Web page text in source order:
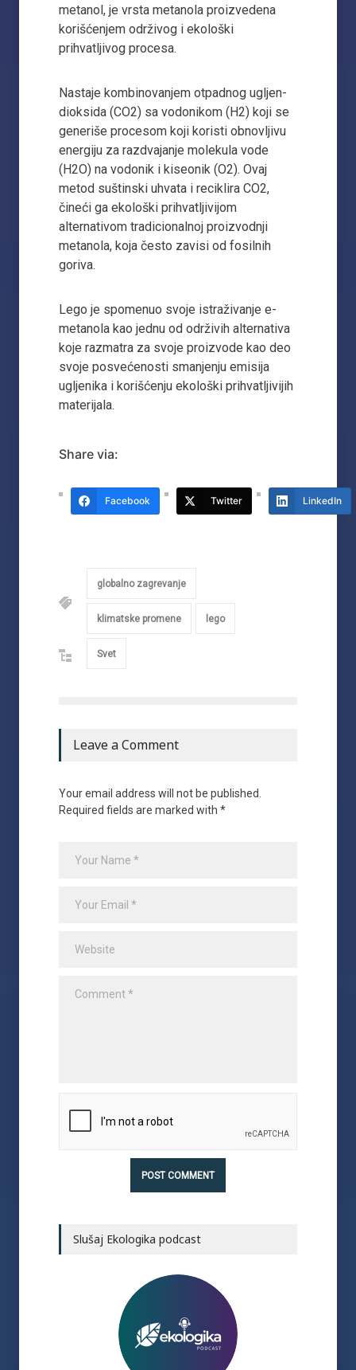
metanol, je vrsta metanola proizvedena
korišćenjem održivog i ekološki
prihvatljivog procesa.
Nastaje kombinovanjem otpadnog ugljen-
dioksida (CO2) sa vodonikom (H2) koji se
generiše procesom koji koristi obnovljivu
energiju za razdvajanje molekula vode
(H2O) na vodonik i kiseonik (O2). Ovaj
metod suštinski uhvata i reciklira CO2,
čineći ga ekološki prihvatljivijom
alternativom tradicionalnoj proizvodnji
metanola, koja često zavisi od fosilnih
goriva.
Lego je spomenuo svoje istraživanje e-
metanola kao jednu od održivih alternativa
koje razmatra za svoje proizvode kao deo
svoje posvećenosti smanjenju emisija
ugljenika i korišćenju ekološki prihvatljivijih
materijala.
Share via:
Facebook Twitter LinkedIn
globalno zagrevanje
klimatske promene lego
Svet
Leave a Comment
Your email address will not be published.
Required fields are marked with *
Slušaj Ekologika podcast